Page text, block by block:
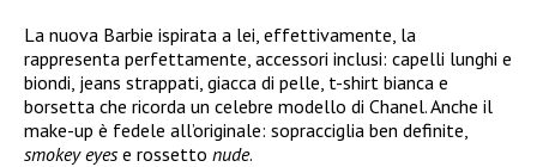
La nuova Barbie ispirata a lei, effettivamente, la
rappresenta perfettamente, accessori inclusi: capelli lunghi e
biondi, jeans strappati, giacca di pelle, t-shirt bianca e
borsetta che ricorda un celebre modello di Chanel. Anche il
make-up è fedele all’originale: sopracciglia ben definite,
smokey eyese rossetto nude.